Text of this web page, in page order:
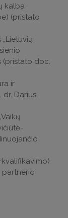
kalba
(pristato
(pristato doc.
ir
dr. Darius
partnerio